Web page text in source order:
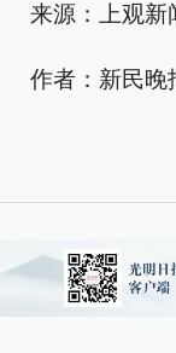
来源：上观新
作者：新民晚